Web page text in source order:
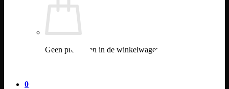
Geen producten in de winkelwagen.
0